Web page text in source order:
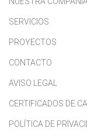
SERVICIOS
PROYECTOS
CONTACTO
AVISO LEGAL
CERTIFICADOS DE
POLÍTICA DE